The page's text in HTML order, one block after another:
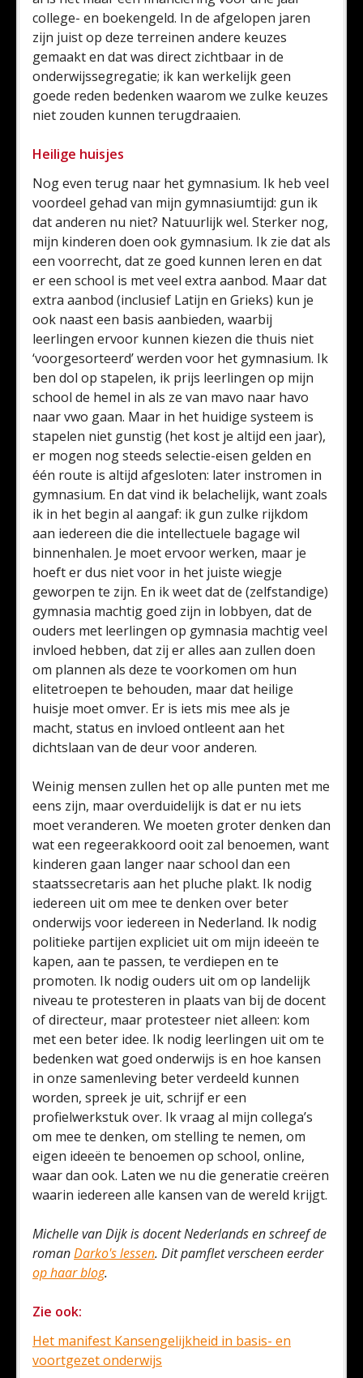
college- en boekengeld. In de afgelopen jaren
zijn juist op deze terreinen andere keuzes
gemaakt en dat was direct zichtbaar in de
onderwijssegregatie; ik kan werkelijk geen
goede reden bedenken waarom we zulke keuzes
niet zouden kunnen terugdraaien.
Heilige huisjes
Nog even terug naar het gymnasium. Ik heb veel
voordeel gehad van mijn gymnasiumtijd: gun ik
dat anderen nu niet? Natuurlijk wel. Sterker nog,
mijn kinderen doen ook gymnasium. Ik zie dat als
een voorrecht, dat ze goed kunnen leren en dat
er een school is met veel extra aanbod. Maar dat
extra aanbod (inclusief Latijn en Grieks) kun je
ook naast een basis aanbieden, waarbij
leerlingen ervoor kunnen kiezen die thuis niet
‘voorgesorteerd’ werden voor het gymnasium. Ik
ben dol op stapelen, ik prijs leerlingen op mijn
school de hemel in als ze van mavo naar havo
naar vwo gaan. Maar in het huidige systeem is
stapelen niet gunstig (het kost je altijd een jaar),
er mogen nog steeds selectie-eisen gelden en
één route is altijd afgesloten: later instromen in
gymnasium. En dat vind ik belachelijk, want zoals
ik in het begin al aangaf: ik gun zulke rijkdom
aan iedereen die die intellectuele bagage wil
binnenhalen. Je moet ervoor werken, maar je
hoeft er dus niet voor in het juiste wiegje
geworpen te zijn. En ik weet dat de (zelfstandige)
gymnasia machtig goed zijn in lobbyen, dat de
ouders met leerlingen op gymnasia machtig veel
invloed hebben, dat zij er alles aan zullen doen
om plannen als deze te voorkomen om hun
elitetroepen te behouden, maar dat heilige
huisje moet omver. Er is iets mis mee als je
macht, status en invloed ontleent aan het
dichtslaan van de deur voor anderen.
Weinig mensen zullen het op alle punten met me
eens zijn, maar overduidelijk is dat er nu iets
moet veranderen. We moeten groter denken dan
wat een regeerakkoord ooit zal benoemen, want
kinderen gaan langer naar school dan een
staatssecretaris aan het pluche plakt. Ik nodig
iedereen uit om mee te denken over beter
onderwijs voor iedereen in Nederland. Ik nodig
politieke partijen expliciet uit om mijn ideeën te
kapen, aan te passen, te verdiepen en te
promoten. Ik nodig ouders uit om op landelijk
niveau te protesteren in plaats van bij de docent
of directeur, maar protesteer niet alleen: kom
met een beter idee. Ik nodig leerlingen uit om te
bedenken wat goed onderwijs is en hoe kansen
in onze samenleving beter verdeeld kunnen
worden, spreek je uit, schrijf er een
profielwerkstuk over. Ik vraag al mijn collega’s
om mee te denken, om stelling te nemen, om
eigen ideeën te benoemen op school, online,
waar dan ook. Laten we nu die generatie creëren
waarin iedereen alle kansen van de wereld krijgt.
Michelle van Dijk is docent Nederlands en schreef de
romanDarko's lessen. Dit pamflet verscheen eerder
op haar blog.
Zie ook:
Het manifest Kansengelijkheid in basis- en
voortgezet onderwijs